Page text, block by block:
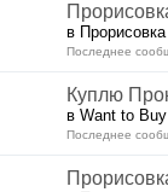
в
Последнее
Куплю
в Want to Buy
Последнее